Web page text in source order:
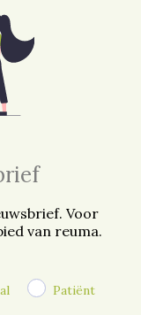
Voor
van reuma.
Patiënt